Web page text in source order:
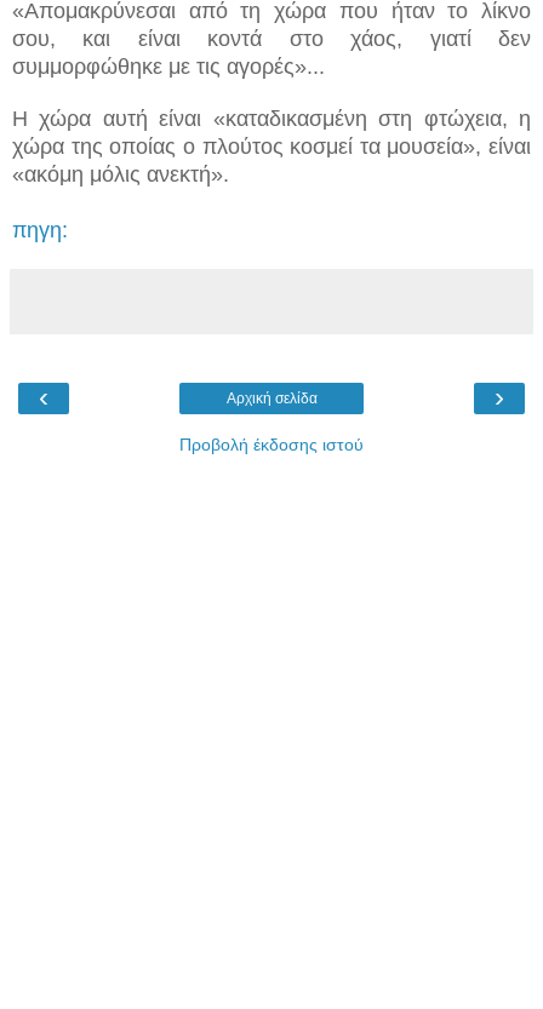
«Απομακρύνεσαι από τη χώρα που ήταν το λίκνο
σου, και είναι κοντά στο χάος, γιατί δεν
συμμορφώθηκε με τις αγορές»...
Η χώρα αυτή είναι «καταδικασμένη στη φτώχεια, η
χώρα της οποίας ο πλούτος κοσμεί τα μουσεία», είναι
«ακόμη μόλις ανεκτή».
πηγη:
‹ ›
Αρχική σελίδα
Προβολή έκδοσης ιστού